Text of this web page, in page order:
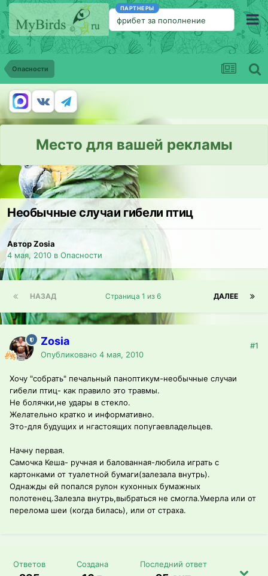
ПАРТНЕРЫ
фрибет за пополнение
Опасности
Место для вашей рекламы
Необычные случаи гибели птиц
Автор Zosia
4 мая, 2010 в Опасности
НАЗАД ДАЛЕЕ
Страница 1 из 6
Zosia
Опубликовано 4 мая, 2010
#1
Хочу "собрать" печальный паноптикум-необычные случаи
гибели птиц- как правило это травмы.
Не болячки,не удары в стекло.
Желательно кратко и информативно.
Это-для будущих и нгастоящих попугаевладельцев.
Начну первая.
Самочка Кеша- ручная и балованная-любила играть с
картонками от туалетной бумаги(залезала внутрь).
Однажды ей попался рулон кухонных бумажных
полотенец.Залезла внутрь,выбраться не смогла.Умерла или от
перелома шеи (когда билась), или от страха.
Ответов Создана Последний ответ